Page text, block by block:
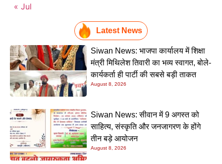
« Jul
Latest News
Siwan News: भाजपा कार्यालय में शिक्षा
मंत्री मिथिलेश तिवारी का भव्य स्वागत, बोले-
कार्यकर्ता ही पार्टी की सबसे बड़ी ताकत
August 8, 2026
Siwan News: सीवान में 9 अगस्त को
साहित्य, संस्कृति और जनजागरण के होंगे
तीन बड़े आयोजन
August 8, 2026